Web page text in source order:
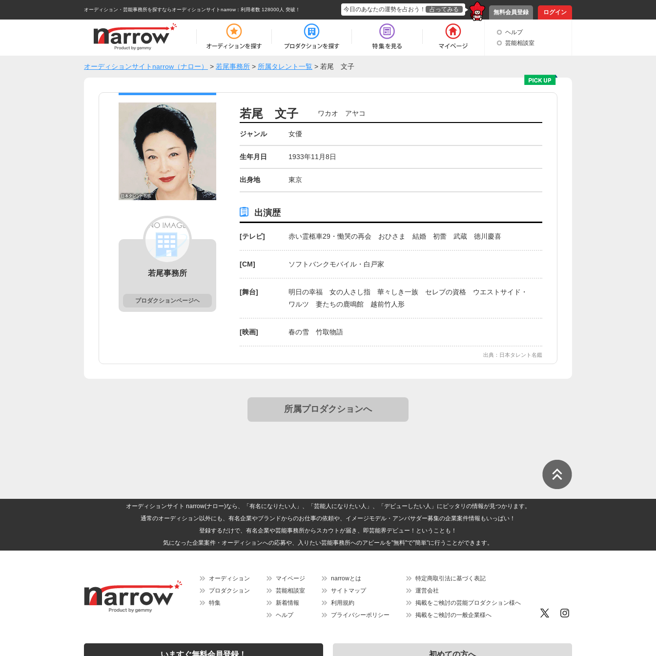
オーディション・芸能事務所を探すならオーディションサイトnarrow ：利用者数 128000人 突破！ 無料会員登録 ログイン
今日のあなたの運勢を占おう！ 占ってみる
ヘルプ
芸能相談室
オーディションサイトnarrow（ナロー） > 若尾事務所 > 所属タレント一覧 > 若尾 文子
若尾事務所
プロダクションページヘ
若尾 文子 ワカオ アヤコ
ジャンル 女優
生年月日 1933年11月8日
出身地 東京
出演歴
[テレビ] 赤い霊柩車29・慟哭の再会 おひさま 結婚 初蕾 武蔵 徳川慶喜
[CM] ソフトバンクモバイル・白戸家
[舞台]
明日の幸福 女の人さし指 華々しき一族 セレブの資格 ウエストサイド・
ワルツ 妻たちの鹿鳴館 越前竹人形
[映画] 春の雪 竹取物語
出典：日本タレント名鑑
所属プロダクションへ
オーディションサイト narrow(ナロー)なら、「有名になりたい人」、「芸能人になりたい人」、「デビューしたい人」にピッタリの情報が見つかります。
通常のオーディション以外にも、有名企業やブランドからのお仕事の依頼や、イメージモデル・アンバサダー募集の企業案件情報もいっぱい！
登録するだけで、有名企業や芸能事務所からスカウトが届き、即芸能界デビュー！ということも！
気になった企業案件・オーディションへの応募や、入りたい芸能事務所へのアピールを"無料"で"簡単"に行うことができます。
オーディション
プロダクション
特集
マイページ
芸能相談室
新着情報
ヘルプ
narrowとは
サイトマップ
利用規約
プライバシーポリシー
特定商取引法に基づく表記
運営会社
掲載をご検討の芸能プロダクション様へ
掲載をご検討の一般企業様へ